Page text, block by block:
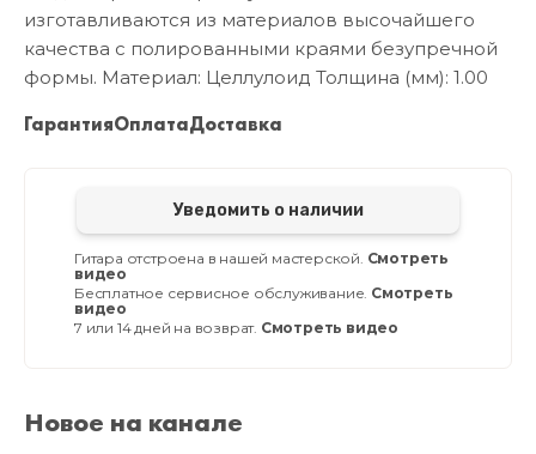
изготавливаются из материалов высочайшего
качества с полированными краями безупречной
формы. Материал: Целлулоид Толщина (мм): 1.00
ГарантияОплатаДоставка
Уведомить о наличии
Гитара отстроена в нашей мастерской. Смотреть
видео
Бесплатное сервисное обслуживание. Смотреть
видео
7 или 14 дней на возврат. Смотреть видео
Новое на канале